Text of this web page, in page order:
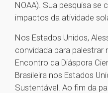
NOAA). Sua pesquisa
impactos da atividade
Nos Estados Unidos,
convidada para palestrar
Encontro da Diáspora
Brasileira nos Estados
Sustentável. Ao fim da